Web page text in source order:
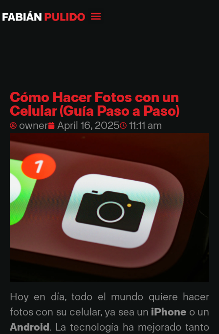
Cómo Hacer Fotos con un
Celular (Guía Paso a Paso)
owner April 16, 2025 11:11 am
Hoy en día, todo el mundo quiere hacer
fotos con su celular, ya sea un iPhone o un
Android . La tecnología ha mejorado tanto